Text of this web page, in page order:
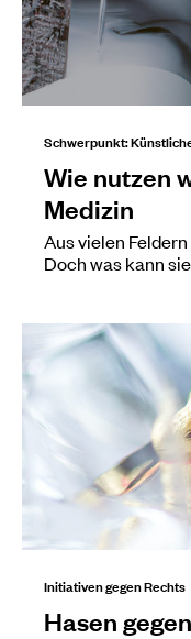
Schwerpunkt:
Wie nutzen
Medizin
Aus vielen
Doch was kann
Initiativen gegen Rechts
Hasen